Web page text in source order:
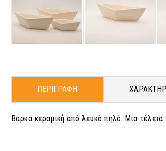
ΠΕΡΙΓΡΑΦΗ
Βάρκα κεραμική από λευκό πηλό. Μία τέλεια